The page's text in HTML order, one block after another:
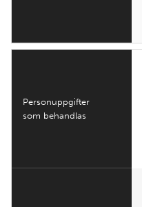
Personuppgifter
som behandlas